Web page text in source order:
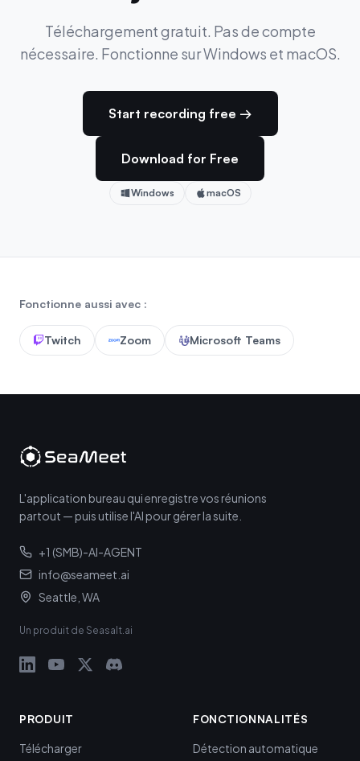
Téléchargement gratuit. Pas de compte
nécessaire. Fonctionne sur Windows et macOS.
Start recording free →
Download for Free
Windows macOS
Fonctionne aussi avec :
Twitch Zoom Microsoft Teams
L'application bureau qui enregistre vos réunions
partout — puis utilise l'AI pour gérer la suite.
+1 (SMB)-AI-AGENT
info@seameet.ai
Seattle, WA
Un produit de Seasalt.ai
PRODUIT
Télécharger
FONCTIONNALITÉS
Détection automatique